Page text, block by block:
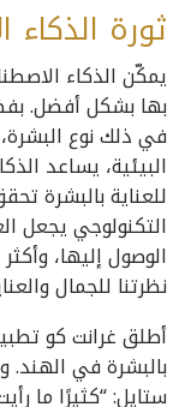
ثورة
يمكّن الذكاء
بها بشكل أفضل.
في ذلك نوع
البيئية، يساعد
للعناية بالبشرة
التكنولوجي يجعل
الوصول إليها،
نظرتنا للجمال
أطلق غرانت كو
بالبشرة في
ستايل: “كثيرًا ما